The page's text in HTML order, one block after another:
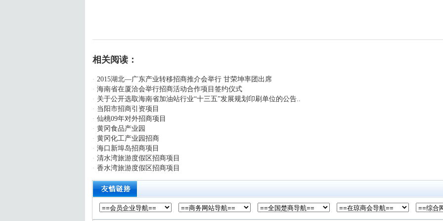
相关阅读：
· 2015湖北—广东产业转移招商推介会举行 甘荣坤率团出席
· 海南省在厦洽会举行招商活动合作项目签约仪式
· 关于公开选取海南省加油站行业“十三五”发展规划印刷单位的公告..
· 当阳市招商引资项目
· 仙桃09年对外招商项目
· 黄冈食品产业园
· 黄冈化工产业园招商
· 海口新埠岛招商项目
· 清水湾旅游度假区招商项目
· 香水湾旅游度假区招商项目